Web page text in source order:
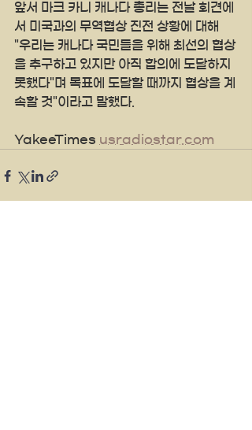
앞서 마크 카니 캐나다 총리는 전날 회견에
서 미국과의 무역협상 진전 상황에 대해
"우리는 캐나다 국민들을 위해 최선의 협상
을 추구하고 있지만 아직 합의에 도달하지
못했다"며 목표에 도달할 때까지 협상을 계
속할 것"이라고 말했다.
YakeeTimes usradiostar.com